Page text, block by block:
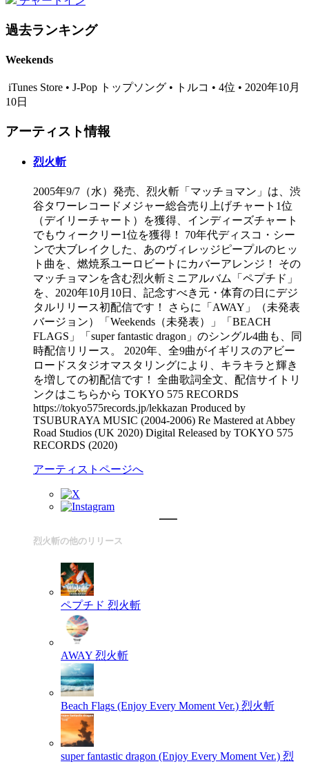
過去ランキング
Weekends
iTunes Store • J-Pop トップソング • トルコ • 4位 • 2020年10月
10日
アーティスト情報
烈火斬
2005年9/7（水）発売、烈火斬「マッチョマン」は、渋
谷タワーレコードメジャー総合売り上げチャート1位
（デイリーチャート）を獲得、インディーズチャート
でもウィークリー1位を獲得！ 70年代ディスコ・シー
ンで大ブレイクした、あのヴィレッジピープルのヒッ
ト曲を、燃焼系ユーロビートにカバーアレンジ！ その
マッチョマンを含む烈火斬ミニアルバム「ペプチド」
を、2020年10月10日、記念すべき元・体育の日にデジ
タルリリース初配信です！ さらに「AWAY」（未発表
バージョン）「Weekends（未発表）」「BEACH
FLAGS」「super fantastic dragon」のシングル4曲も、同
時配信リリース。 2020年、全9曲がイギリスのアビー
ロードスタジオマスタリングにより、キラキラと輝き
を増しての初配信です！ 全曲歌詞全文、配信サイトリ
ンクはこちらから TOKYO 575 RECORDS
https://tokyo575records.jp/lekkazan Produced by
TSUBURAYA MUSIC (2004-2006) Re Mastered at Abbey
Road Studios (UK 2020) Digital Released by TOKYO 575
RECORDS (2020)
アーティストページへ
烈火斬の他のリリース
ペプチド 烈火斬
AWAY 烈火斬
Beach Flags (Enjoy Every Moment Ver.) 烈火斬
super fantastic dragon (Enjoy Every Moment Ver.) 烈